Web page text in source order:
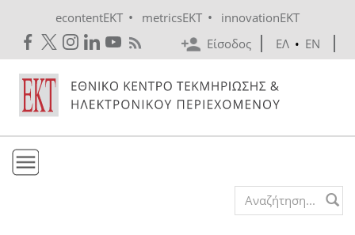
econtentEKT • metricsEKT •
innovationEKT
Είσοδος
ΕΛ • EN
Search form